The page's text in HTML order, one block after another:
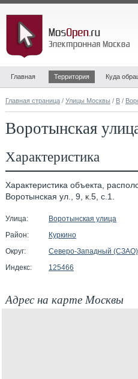
Главная Территория Куда
Главная страница / Улицы Москвы / В /
Воротынская
Характеристика
Характеристика объекта,
Воротынская ул., 9, к.5, с.1.
Улица:
Воротынская улица
Район:
Куркино
Округ:
Северо-Западный (СЗАО)
Индекс:
125466
Адрес на карте Москвы